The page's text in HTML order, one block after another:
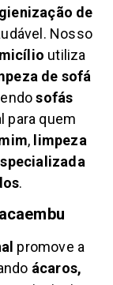
de
Nosso
utiliza
de sofá
sofás
para quem
, limpeza
.
promove a
ácaros,